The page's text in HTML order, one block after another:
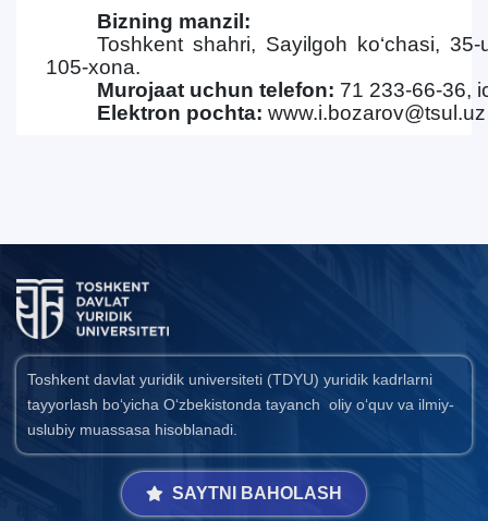
Bizning manzil:
Toshkent shahri, Sayilgoh ko‘chasi,
105-xona.
Murojaat uchun telefon: 71 233-66-36,
Elektron pochta:www.i.bozarov@tsul.uz
Toshkent davlat yuridik universiteti (TDYU) yuridik kadrlarni
tayyorlash bo‘yicha O‘zbekistonda tayanch oliy o‘quv va ilmiy-
uslubiy muassasa hisoblanadi.
SAYTNI BAHOLASH